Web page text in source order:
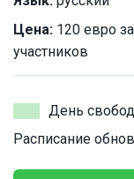
Цена: 120 евро
участников
День
Расписание